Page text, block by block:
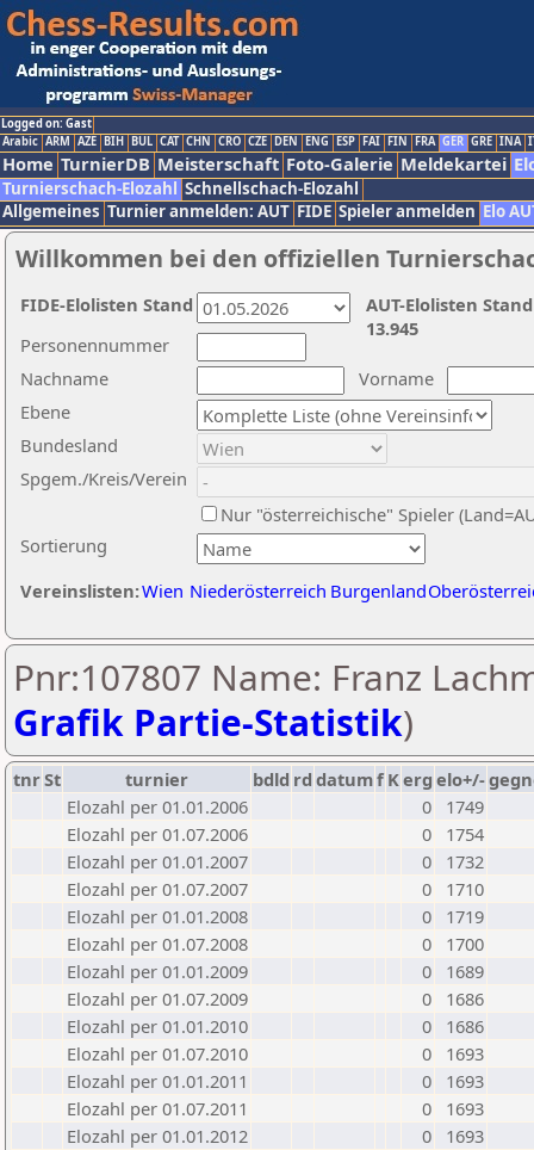
Logged on: Gast
Arabic ARM AZE BIH BUL CAT CHN CRO CZE DEN ENG ESP FAI FIN FRA GER GRE INA
Home TurnierDB Meisterschaft Foto-Galerie Meldekartei
Turnierschach-Elozahl Schnellschach-Elozahl
Allgemeines Turnier anmelden: AUT FIDE Spieler anmelden Elo
Willkommen bei den offiziellen
Nachname
Vorname
Ebene
Sortierung
Personennummer
Bundesland
Spgem./Kreis/Verein
Nur "österreichische" Spieler
Vereinslisten:Wien Niederösterreich Burgenland
AUT-Elolisten
13.945
FIDE-Elolisten Stand
Pnr:107807 Name: Franz
Grafik Partie-Statistik)
tnrSt turnier bdld rd datumf Kerg elo+/-
Elozahl per 01.01.2006
0
1749
Elozahl per 01.07.2006
0
1754
Elozahl per 01.01.2007
0
1732
Elozahl per 01.07.2007
0
1710
Elozahl per 01.01.2008
0
1719
Elozahl per 01.07.2008
0
1700
Elozahl per 01.01.2009
0
1689
Elozahl per 01.07.2009
0
1686
Elozahl per 01.01.2010
0
1686
Elozahl per 01.07.2010
0
1693
Elozahl per 01.01.2011
0
1693
Elozahl per 01.07.2011
0
1693
Elozahl per 01.01.2012
0
1693